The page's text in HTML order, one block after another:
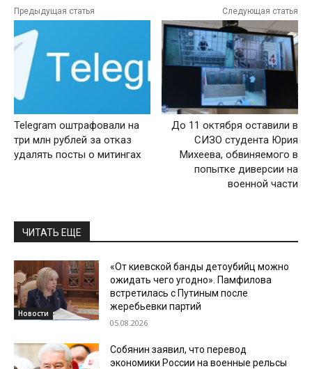
Предыдущая статья
Telegram оштрафовали на
три млн рублей за отказ
удалять посты о митингах
Следующая статья
До 11 октября оставили в
СИЗО студента Юрия
Михеева, обвиняемого в
попытке диверсии на
военной части
ЧИТАТЬ ЕЩЕ
Новости
«От киевской банды детоубийц можно
ожидать чего угодно». Памфилова
встретилась с Путиным после
жеребьевки партий
05.08.2026
Собянин заявил, что перевод
экономики России на военные рельсы